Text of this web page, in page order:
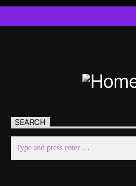
SEARCH